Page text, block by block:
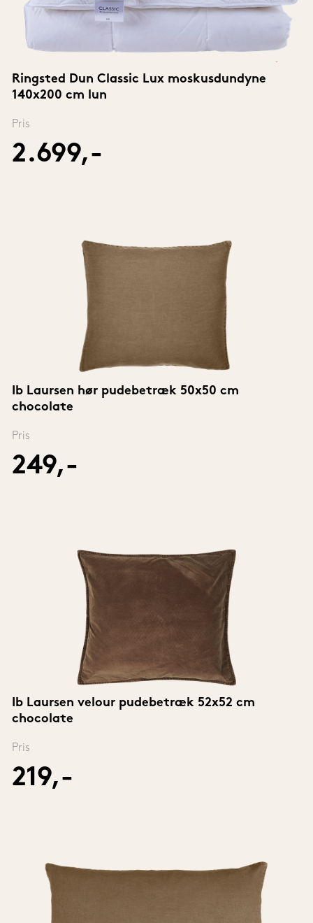
Ringsted Dun Classic Lux moskusdundyne
140x200 cm lun
Pris
2.699,-
Ib Laursen hør pudebetræk 50x50 cm
chocolate
Pris
249,-
Ib Laursen velour pudebetræk 52x52 cm
chocolate
Pris
219,-